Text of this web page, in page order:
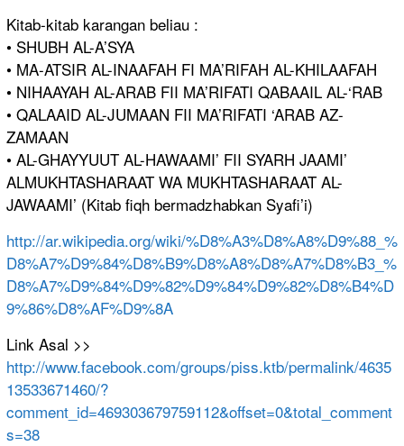
Kitab-kitab karangan beliau :
• SHUBH AL-A’SYA
• MA-ATSIR AL-INAAFAH FI MA’RIFAH AL-KHILAAFAH
• NIHAAYAH AL-ARAB FII MA’RIFATI QABAAIL AL-‘RAB
• QALAAID AL-JUMAAN FII MA’RIFATI ‘ARAB AZ-
ZAMAAN
• AL-GHAYYUUT AL-HAWAAMI’ FII SYARH JAAMI’
ALMUKHTASHARAAT WA MUKHTASHARAAT AL-
JAWAAMI’ (Kitab fiqh bermadzhabkan Syafi’i)
http://ar.wikipedia.org/wiki/%D8%A3%D8%A8%D9%88_%
D8%A7%D9%84%D8%B9%D8%A8%D8%A7%D8%B3_%
D8%A7%D9%84%D9%82%D9%84%D9%82%D8%B4%D
9%86%D8%AF%D9%8A
Link Asal >>
http://www.facebook.com/groups/piss.ktb/permalink/4635
13533671460/?
comment_id=469303679759112&offset=0&total_comment
s=38